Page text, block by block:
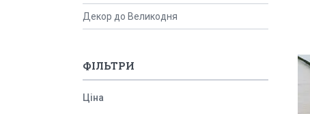
Декор до Великодня
ФІЛЬТРИ
Ціна